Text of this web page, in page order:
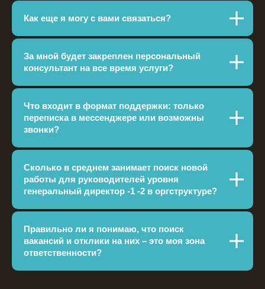
Как еще я могу с вами связаться?
За мной будет закреплен персональный
консультант на все время услуги?
Что входит в формат поддержки: только
переписка в мессенджере или возможны
звонки?
Сколько в среднем занимает поиск новой
работы для руководителей уровня
генеральный директор -1 -2 в оргструктуре?
Правильно ли я понимаю, что поиск
вакансий и отклики на них – это моя зона
ответственности?
Даю согласие на обработку
персональных данных в соответствии
сПолитикой конфиденциальности
Хочу получать рассылку от Career